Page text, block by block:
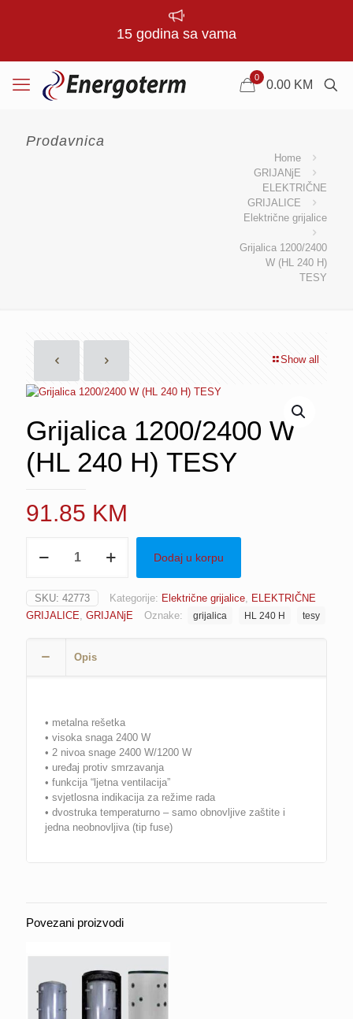
15 godina sa vama
0
0.00 KM
Prodavnica
Home
GRIJANjE
ELEKTRIČNE
GRIJALICE
Električne grijalice
Grijalica 1200/2400
W (HL 240 H)
TESY
Show all
Grijalica 1200/2400 W
(HL 240 H) TESY
91.85 KM
1200/2400
(HL
240
H)
Dodaj u korpu
SKU: 42773 Kategorije: Električne grijalice, ELEKTRIČNE
GRIJALICE, GRIJANjE Oznake: grijalica HL 240 H tesy
Opis
• metalna rešetka
• visoka snaga 2400 W
• 2 nivoa snage 2400 W/1200 W
• uređaj protiv smrzavanja
• funkcija “ljetna ventilacija”
• svjetlosna indikacija za režime rada
• dvostruka temperaturno – samo obnovljive zaštite i
jedna neobnovljiva (tip fuse)
Povezani proizvodi